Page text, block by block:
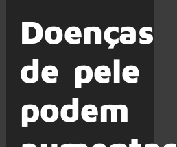
Doenças
de pele
podem